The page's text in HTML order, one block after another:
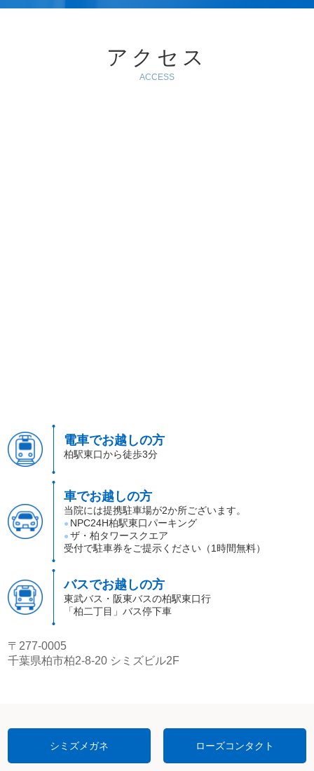
アクセス
ACCESS
電車でお越しの方
柏駅東口から徒歩3分
車でお越しの方
当院には提携駐車場が2か所ございます。
● NPC24H柏駅東口パーキング
● ザ・柏タワースクエア
受付で駐車券をご提示ください（1時間無料）
バスでお越しの方
東武バス・阪東バスの柏駅東口行
「柏二丁目」バス停下車
〒277-0005
千葉県柏市柏2-8-20 シミズビル2F
シミズメガネ ローズコンタクト